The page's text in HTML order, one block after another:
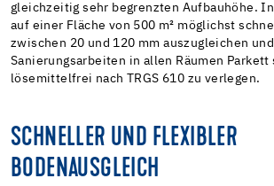
gleichzeitig sehr begrenzten Aufbauhöhe.
auf einer Fläche von 500 m² möglichst
zwischen 20 und 120 mm auszugleichen
Sanierungsarbeiten in allen Räumen Parkett
lösemittelfrei nach TRGS 610 zu verlegen.
SCHNELLER UND FLEXIBLER
BODENAUSGLEICH